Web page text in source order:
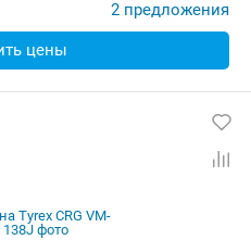
2 предложения
цены